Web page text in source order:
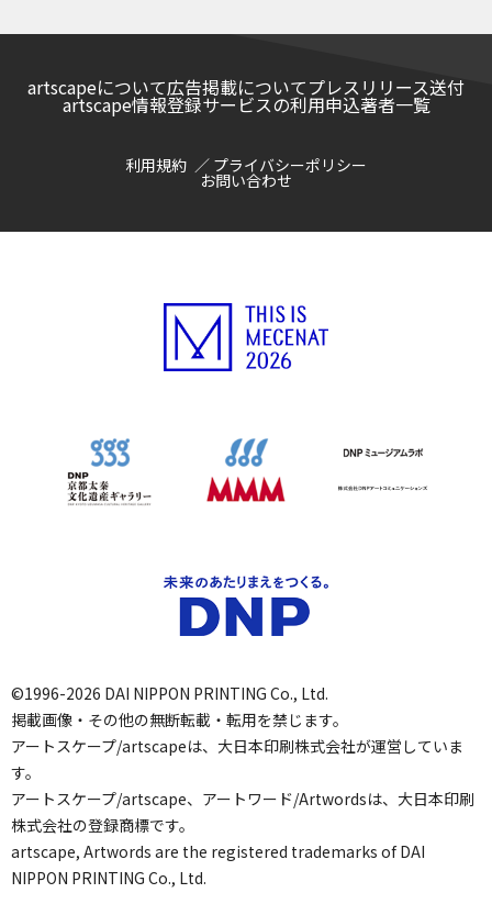
別展「実篤の肖像」
artscapeについて広告掲載についてプレスリリース送付
artscape情報登録サービスの利用申込著者一覧
利用規約 プライバシーポリシー
お問い合わせ
©1996-2026 DAI NIPPON PRINTING Co., Ltd.
掲載画像・その他の無断転載・転用を禁じます。
アートスケープ/artscapeは、大日本印刷株式会社が運営していま
す。
アートスケープ/artscape、アートワード/Artwordsは、大日本印刷
株式会社の登録商標です。
artscape, Artwords are the registered trademarks of DAI
NIPPON PRINTING Co., Ltd.